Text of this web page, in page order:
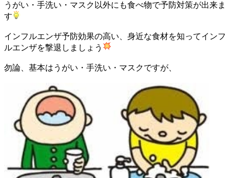
うがい・手洗い・マスク以外にも食べ物で予防対策が出来ま
す
インフルエンザ予防効果の高い、身近な食材を知ってインフ
ルエンザを撃退しましょう
勿論、基本はうがい・手洗い・マスクですが、